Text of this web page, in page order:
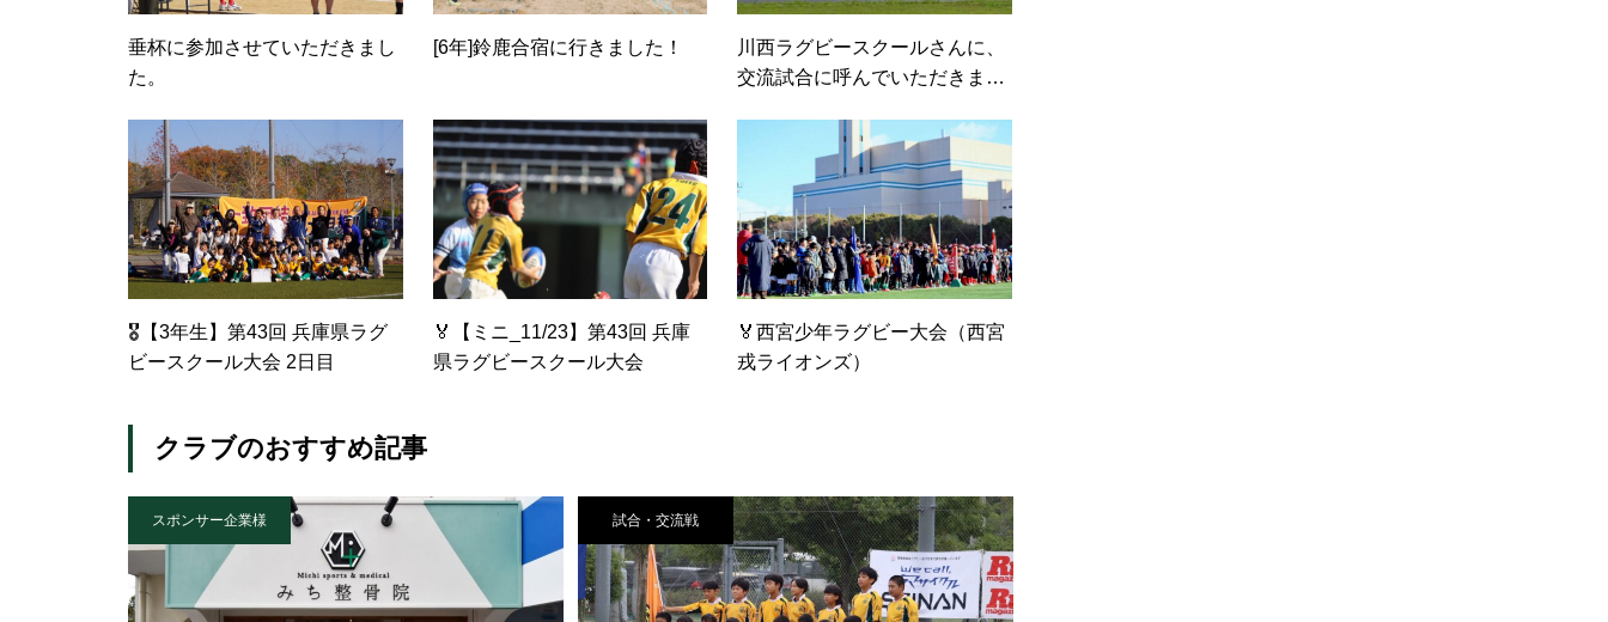
垂杯に参加させていただきまし
た。
[6年]鈴鹿合宿に行きました！
川西ラグビースクールさんに、
交流試合に呼んでいただきまし
🎖️【3年生】第43回 兵庫県ラグ
ビースクール大会 2日目
🏅【ミニ_11/23】第43回 兵庫
県ラグビースクール大会
🏅西宮少年ラグビー大会（西宮
戎ライオンズ）
クラブのおすすめ記事
スポンサー企業様 試合・交流戦